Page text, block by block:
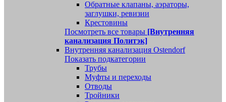
Обратные клапаны, аэраторы,
заглушки, ревизии
Крестовины
Посмотреть все товары [Внутренняя
канализация Политэк]
Внутренняя канализация Ostendorf
Показать подкатегории
Трубы
Муфты и переходы
Отводы
Тройники